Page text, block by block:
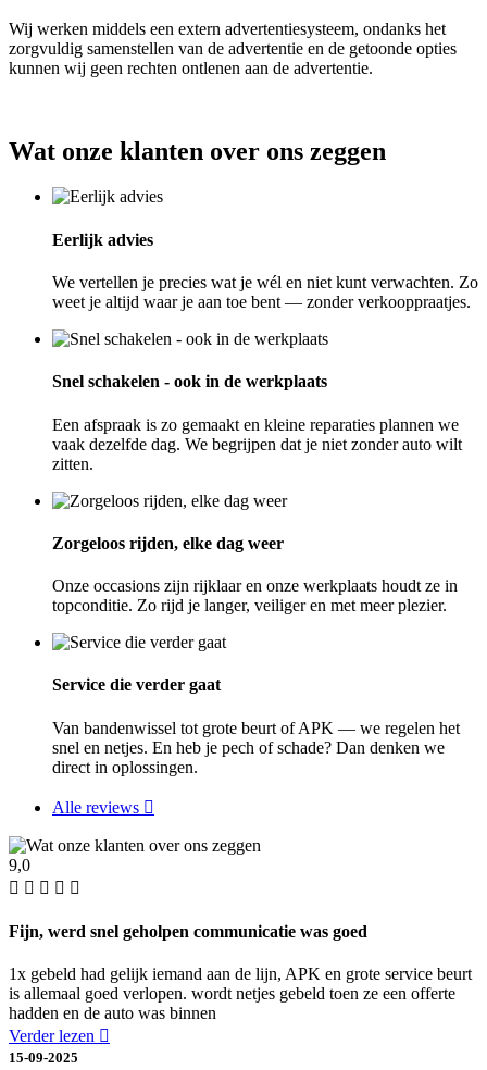
Wij werken middels een extern advertentiesysteem, ondanks het
zorgvuldig samenstellen van de advertentie en de getoonde opties
kunnen wij geen rechten ontlenen aan de advertentie.
Wat onze klanten over ons zeggen
Eerlijk advies
We vertellen je precies wat je wél en niet kunt verwachten. Zo
weet je altijd waar je aan toe bent — zonder verkooppraatjes.
Snel schakelen - ook in de werkplaats
Een afspraak is zo gemaakt en kleine reparaties plannen we
vaak dezelfde dag. We begrijpen dat je niet zonder auto wilt
zitten.
Zorgeloos rijden, elke dag weer
Onze occasions zijn rijklaar en onze werkplaats houdt ze in
topconditie. Zo rijd je langer, veiliger en met meer plezier.
Service die verder gaat
Van bandenwissel tot grote beurt of APK — we regelen het
snel en netjes. En heb je pech of schade? Dan denken we
direct in oplossingen.
Alle reviews
9,0
Fijn, werd snel geholpen communicatie was goed
1x gebeld had gelijk iemand aan de lijn, APK en grote service beurt
is allemaal goed verlopen. wordt netjes gebeld toen ze een offerte
hadden en de auto was binnen
Verder lezen
15-09-2025